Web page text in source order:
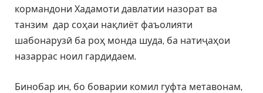
кормандони Хадамоти давлатии назорат ва
танзим дар соҳаи нақлиёт фаъолияти
шабонарузӣ ба роҳ монда шуда, ба натиҷаҳои
назаррас ноил гардидаем.
Бинобар ин, бо боварии комил гуфта метавонам,